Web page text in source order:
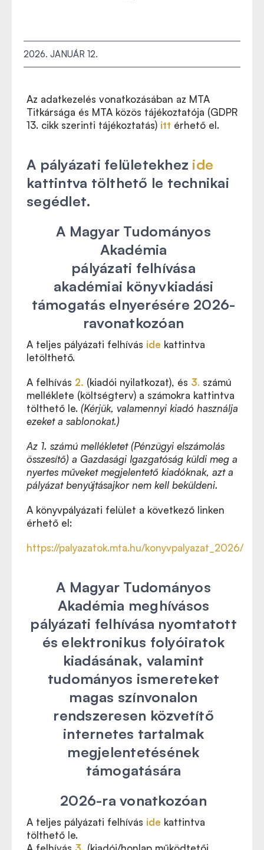
2026. JANUÁR 12.
Az adatkezelés vonatkozásában az MTA
Titkársága és MTA közös tájékoztatója (GDPR
13. cikk szerinti tájékoztatás) itt érhető el.
A pályázati felületekhez ide
kattintva tölthető le technikai
segédlet.
A Magyar Tudományos
Akadémia
pályázati felhívása
akadémiai könyvkiadási
támogatás elnyerésére 2026-
ravonatkozóan
A teljes pályázati felhívás ide kattintva
letölthető.
A felhívás 2. (kiadói nyilatkozat), és 3. számú
melléklete (költségterv) a számokra kattintva
tölthető le. (Kérjük, valamennyi kiadó használja
ezeket a sablonokat.)
Az 1. számú mellékletet (Pénzügyi elszámolás
összesítő) a Gazdasági Igazgatóság küldi meg a
nyertes műveket megjelentető kiadóknak, azt a
pályázat benyújtásajkor nem kell beküldeni.
A könyvpályázati felület a következő linken
érhető el:
https://palyazatok.mta.hu/konyvpalyazat_2026/
A Magyar Tudományos
Akadémia meghívásos
pályázati felhívása nyomtatott
és elektronikus folyóiratok
kiadásának, valamint
tudományos ismereteket
magas színvonalon
rendszeresen közvetítő
internetes tartalmak
megjelentetésének
támogatására
2026-ra vonatkozóan
A teljes pályázati felhívás ide kattintva
tölthető le.